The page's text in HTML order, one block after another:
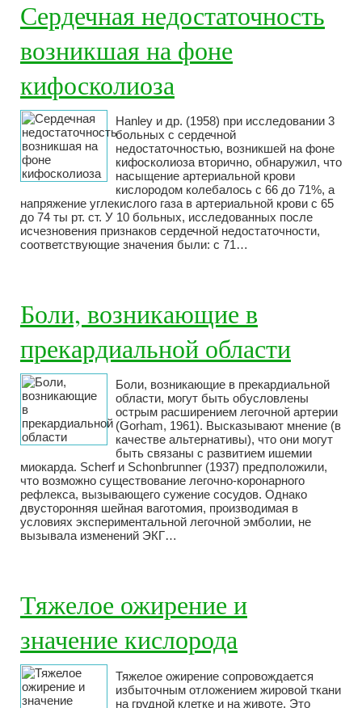
Сердечная недостаточность
возникшая на фоне
кифосколиоза
Hanley и др. (1958) при исследовании 3
больных с сердечной
недостаточностью, возникшей на фоне
кифосколиоза вторично, обнаружил, что
насыщение артериальной крови
кислородом колебалось с 66 до 71%, а
напряжение углекислого газа в артериальной крови с 65
до 74 ты рт. ст. У 10 больных, исследованных после
исчезновения признаков сердечной недостаточности,
соответствующие значения были: с 71…
Боли, возникающие в
прекардиальной области
Боли, возникающие в прекардиальной
области, могут быть обусловлены
острым расширением легочной артерии
(Gorham, 1961). Высказывают мнение (в
качестве альтернативы), что они могут
быть связаны с развитием ишемии
миокарда. Scherf и Schonbrunner (1937) предположили,
что возможно существование легочно-коронарного
рефлекса, вызывающего сужение сосудов. Однако
двусторонняя шейная ваготомия, производимая в
условиях экспериментальной легочной эмболии, не
вызывала изменений ЭКГ…
Тяжелое ожирение и
значение кислорода
Тяжелое ожирение сопровождается
избыточным отложением жировой ткани
на грудной клетке и на животе. Это